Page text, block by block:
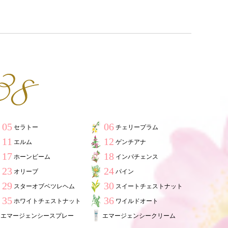
05 セラトー 06チェリープラム
11 エルム 12 ゲンチアナ
17ホーンビーム 18 インパチェンス
23 オリーブ 24パイン
29 スターオブベツレヘム 30 スイートチェストナット
35 ホワイトチェストナット 36 ワイルドオート
エマージェンシースプレー
エマージェンシークリーム